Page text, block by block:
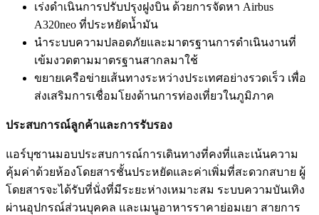
เร่งดำเนินการปรับปรุงฝูงบิน ด้วยการจัดหา Airbus
A320neo ที่ประหยัดน้ำมัน
นำระบบความปลอดภัยและมาตรฐานการดำเนินงานที่
เข้มงวดตามมาตรฐานสากลมาใช้
ขยายเครือข่ายเส้นทางระหว่างประเทศอย่างรวดเร็ว เพื่อ
ส่งเสริมการเชื่อมโยงด้านการท่องเที่ยวในภูมิภาค
ประสบการณ์ลูกค้าและการรับรอง
แอร์บุซานมอบประสบการณ์การเดินทางที่คงที่และเน้นความ
คุ้มค่าด้วยห้องโดยสารชั้นประหยัดและค่าเพิ่มที่สะดวกสบาย ผู้
โดยสารจะได้รับที่นั่งที่มีระยะห่างเหมาะสม ระบบความบันเทิง
ผ่านอุปกรณ์ส่วนบุคคล และเมนูอาหารราคาย่อมเยา สายการ